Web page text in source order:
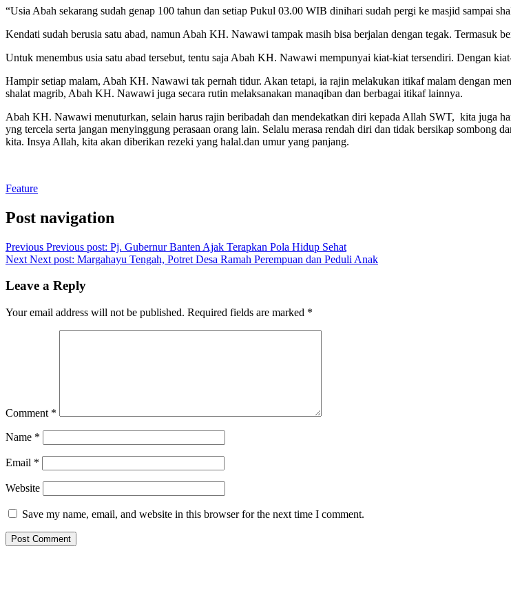
“Usia Abah sekarang sudah genap 100 tahun dan setiap Pukul 03.00 WIB dinihari sudah pergi ke masjid sampai
Kendati sudah berusia satu abad, namun Abah KH. Nawawi tampak masih bisa berjalan dengan tegak. Termasuk
Untuk menembus usia satu abad tersebut, tentu saja Abah KH. Nawawi mempunyai kiat-kiat tersendiri. Dengan
Hampir setiap malam, Abah KH. Nawawi tak pernah tidur. Akan tetapi, ia rajin melakukan itikaf malam dengan
shalat magrib, Abah KH. Nawawi juga secara rutin melaksanakan manaqiban dan berbagai itikaf lainnya.
Abah KH. Nawawi menuturkan, selain harus rajin beribadah dan mendekatkan diri kepada Allah SWT, kita juga
yng tercela serta jangan menyinggung perasaan orang lain. Selalu merasa rendah diri dan tidak bersikap sombong
kita. Insya Allah, kita akan diberikan rezeki yang halal.dan umur yang panjang.
Feature
Post navigation
Previous Previous post: Pj. Gubernur Banten Ajak Terapkan Pola Hidup Sehat
Next Next post: Margahayu Tengah, Potret Desa Ramah Perempuan dan Peduli Anak
Leave a Reply
Your email address will not be published. Required fields are marked *
Comment *
Name *
Email *
Website
Save my name, email, and website in this browser for the next time I comment.